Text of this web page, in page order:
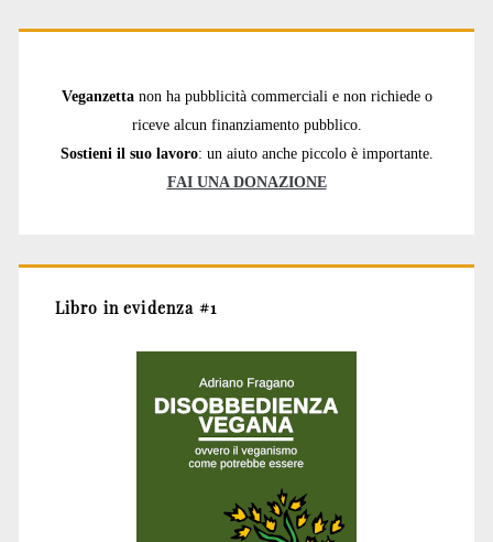
Veganzetta non ha pubblicità commerciali e non richiede o
riceve alcun finanziamento pubblico.
Sostieni il suo lavoro: un aiuto anche piccolo è importante.
FAI UNA DONAZIONE
Libro in evidenza #1